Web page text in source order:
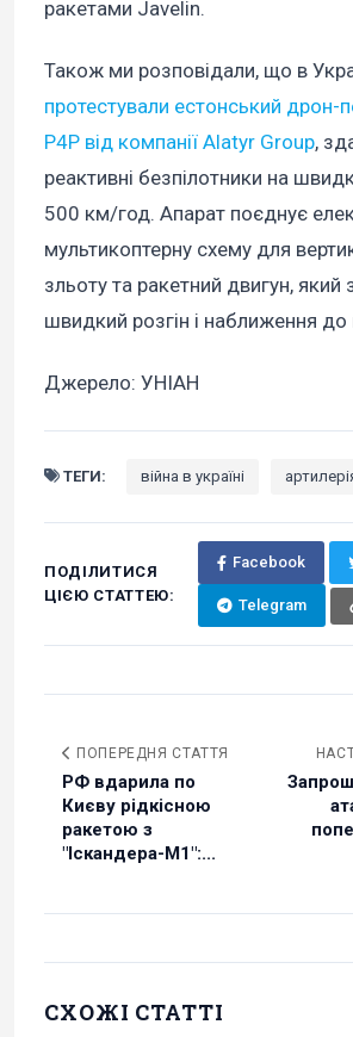
ракетами Javelin.
Також ми розповідали, що в
протестували естонський дрон-
P4P від компанії Alatyr Group,
реактивні безпілотники на
500 км/год. Апарат поєднує
мультикоптерну схему для
зльоту та ракетний двигун, який
швидкий розгін і наближення до
Джерело: УНІАН
ТЕГИ: війна в україні
ПОДІЛИТИСЯ
ЦІЄЮ СТАТТЕЮ:
Facebook
Telegram
ПОПЕРЕДНЯ СТАТТЯ
РФ вдарила по
Києву рідкісною
ракетою з
"Іскандера-М1":...
СХОЖІ СТАТТІ